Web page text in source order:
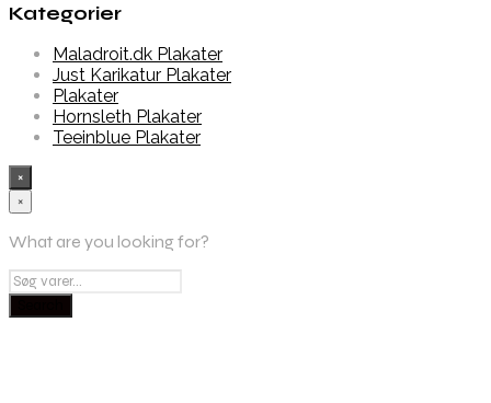
Kategorier
Maladroit.dk Plakater
Just Karikatur Plakater
Plakater
Hornsleth Plakater
Teeinblue Plakater
×
×
What are you looking for?